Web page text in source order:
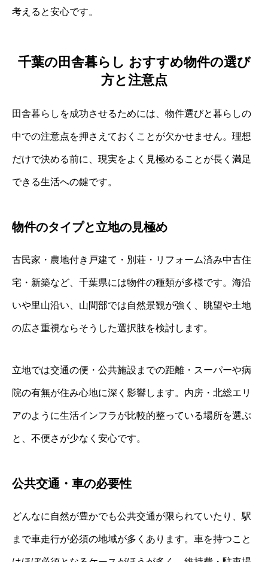
考えると安心です。
千葉の田舎暮らし おすすめ物件の選び
方と注意点
田舎暮らしを成功させるためには、物件選びと暮らしの
中での注意点を押さえておくことが欠かせません。理想
だけで決める前に、現実をよく見極めることが長く満足
できる生活への鍵です。
物件のタイプと立地の見極め
古民家・農地付き戸建て・別荘・リフォーム済み中古住
宅・新築など、千葉県には物件の種類が多様です。海沿
いや里山沿い、山間部では自然景観が強く、眺望や土地
の広さ重視ならそうした選択肢を検討します。
立地では交通の便・公共施設までの距離・スーパーや病
院の有無が住み心地に深く影響します。内房・北総エリ
アのように生活インフラが比較的整っている場所を選ぶ
と、不便さが少なく安心です。
公共交通・車の必要性
どんなに自然が豊かでも公共交通が限られていたり、駅
まで車走行が必須の地域が多くあります。車を持つこと